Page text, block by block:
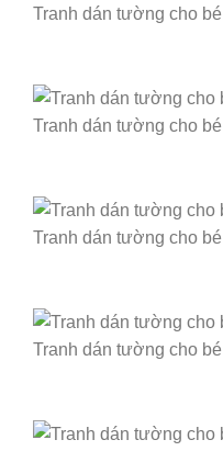
Tranh dán tường cho
Tranh dán tường cho
Tranh dán tường cho
Tranh dán tường cho